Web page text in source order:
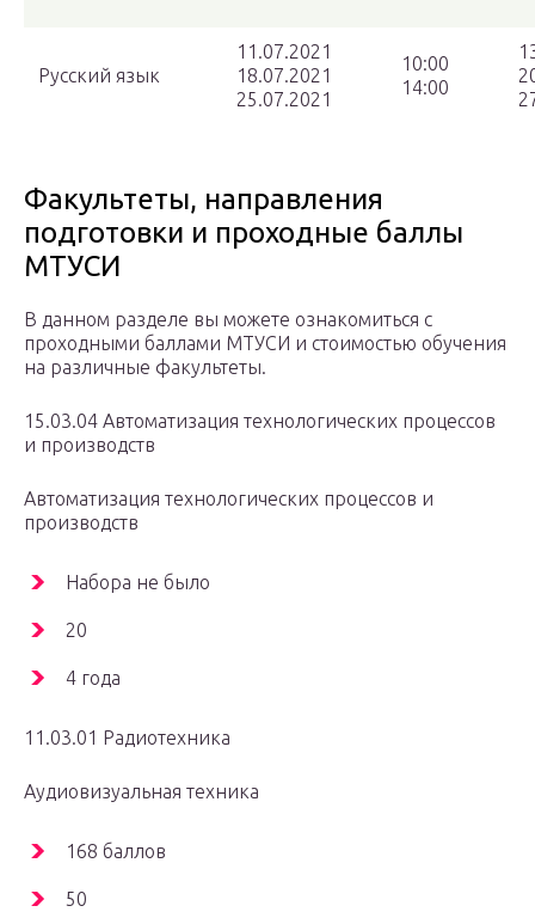
Русский язык
11.07.2021
18.07.2021
25.07.2021
10:00
14:00
Факультеты, направления
подготовки и проходные баллы
МТУСИ
В данном разделе вы можете ознакомиться с
проходными баллами МТУСИ и стоимостью обучения
на различные факультеты.
15.03.04 Автоматизация технологических процессов
и производств
Автоматизация технологических процессов и
производств
Набора не было
20
4 года
11.03.01 Радиотехника
Аудиовизуальная техника
168 баллов
50